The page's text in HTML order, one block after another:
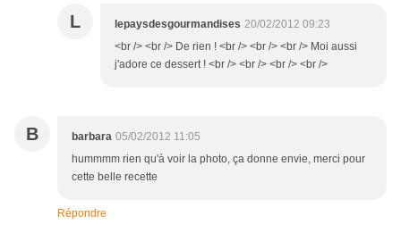
L lepaysdesgourmandises 20/02/2012 09:23
<br /> <br /> De rien ! <br /> <br /> <br /> Moi aussi
j'adore ce dessert ! <br /> <br /> <br /> <br />
B barbara 05/02/2012 11:05
hummmm rien qu'à voir la photo, ça donne envie, merci pour
cette belle recette
Répondre